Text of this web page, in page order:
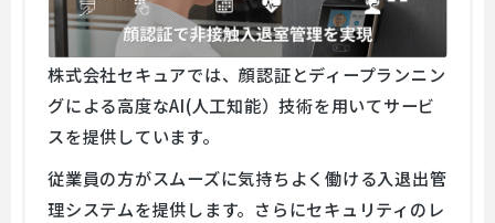
株式会社セキュアでは、顔認証とディープランニン
グによる高度なAI(人工知能）技術を用いてサービ
スを提供しています。
従業員の方がスムーズに気持ちよく働ける入退出管
理システムを提供します。さらにセキュリティのレ